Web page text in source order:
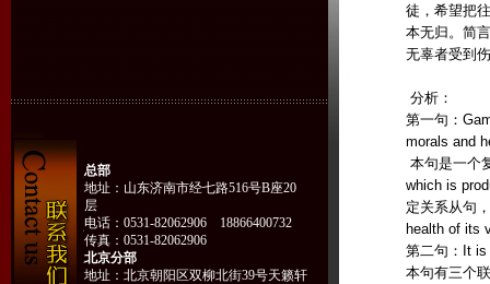
总部
地址：山东济南市经七路516号B座20
层
电话：0531-82062906 18866400732
传真：0531-82062906
北京分部
地址：北京朝阳区双柳北街39号天籁轩
徒，希望把
本无归。简
无辜者受到
分析：
第一句：
morals and
本句是一个
which is
定关系从句
health of its
第二句：It
本句有三个